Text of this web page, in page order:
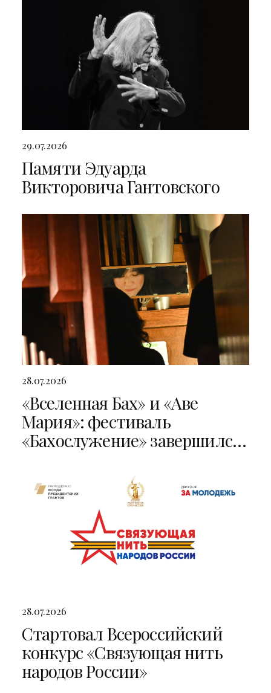
29.07.2026
Памяти Эдуарда
Викторовича Гантовского
28.07.2026
«Вселенная Бах» и «Аве
Мария»: фестиваль
«Бахослужение» завершился
28.07.2026
Стартовал Всероссийский
конкурс «Связующая нить
народов России»